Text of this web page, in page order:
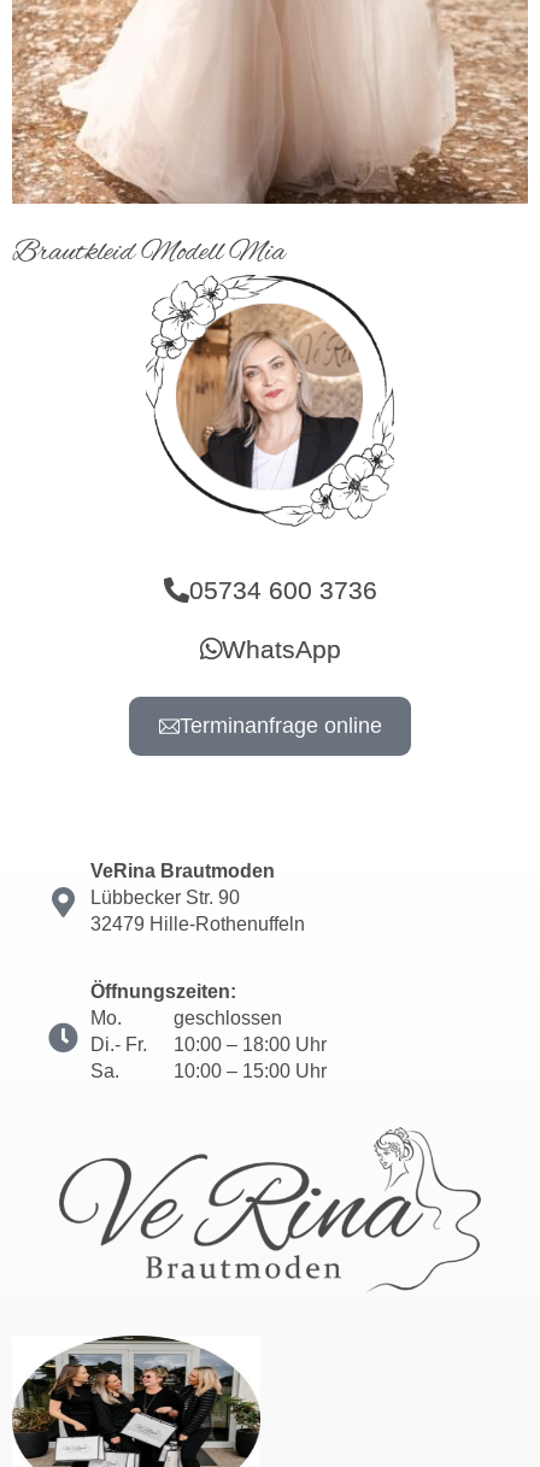
Brautkleid Modell Mia
05734 600 3736
WhatsApp
Terminanfrage online
VeRina Brautmoden
Lübbecker Str. 90
32479 Hille-Rothenuffeln
Öffnungszeiten:
Mo.
geschlossen
Di.- Fr.
10:00 – 18:00 Uhr
Sa.
10:00 – 15:00 Uhr